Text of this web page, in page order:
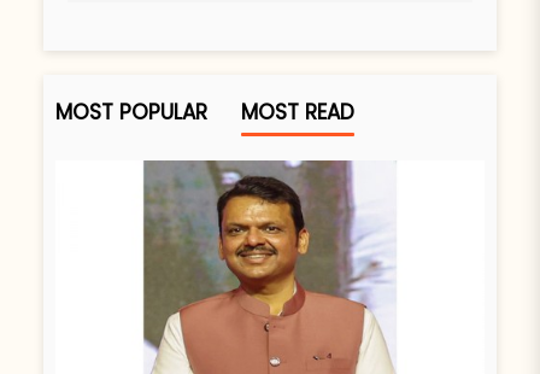
MOST POPULAR MOST READ